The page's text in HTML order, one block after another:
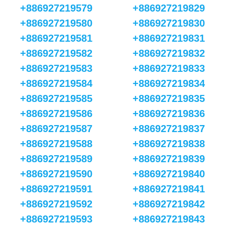
+886927219579
+886927219580
+886927219581
+886927219582
+886927219583
+886927219584
+886927219585
+886927219586
+886927219587
+886927219588
+886927219589
+886927219590
+886927219591
+886927219592
+886927219593
+886927219829
+886927219830
+886927219831
+886927219832
+886927219833
+886927219834
+886927219835
+886927219836
+886927219837
+886927219838
+886927219839
+886927219840
+886927219841
+886927219842
+886927219843